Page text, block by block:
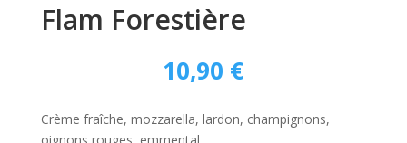
Flam Forestière
10,90 €
Crème fraîche, mozzarella, lardon, champignons,